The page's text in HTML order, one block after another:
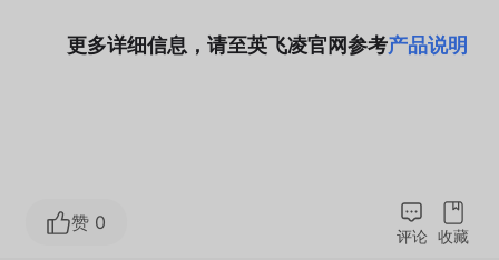
更多详细信息，请至英飞凌官网参考产品说明
赞 0
评论 收藏